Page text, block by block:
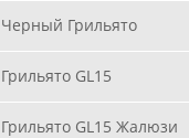
Черный Грильято
Грильято GL15
Грильято GL15 Жалюзи